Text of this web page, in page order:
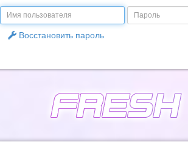
Email
Пароль
Восстановить пароль